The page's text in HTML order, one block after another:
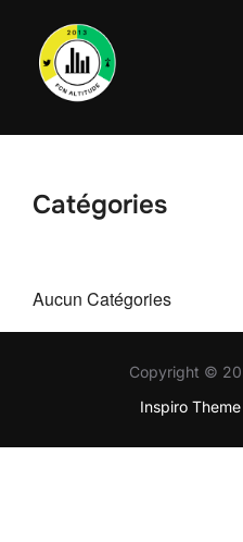
contenu
Catégories
Aucun Catégories
Copyright ©
Inspiro Theme